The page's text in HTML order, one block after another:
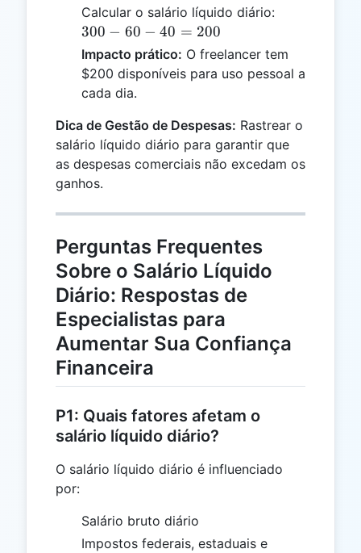
Calcular o salário líquido diário:
60
-
200
300 − 60 − 40 = 200
Impacto prático: O freelancer tem
$200 disponíveis para uso pessoal a
cada dia.
Dica de Gestão de Despesas: Rastrear o
salário líquido diário para garantir que
as despesas comerciais não excedam os
ganhos.
Perguntas Frequentes
Sobre o Salário Líquido
Diário: Respostas de
Especialistas para
Aumentar Sua Confiança
Financeira
P1: Quais fatores afetam o
salário líquido diário?
O salário líquido diário é influenciado
por:
Salário bruto diário
Impostos federais, estaduais e